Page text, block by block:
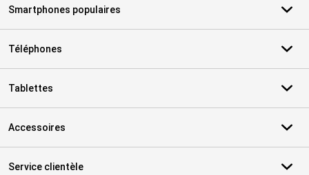
Smartphones populaires
Téléphones
Tablettes
Accessoires
Service clientèle